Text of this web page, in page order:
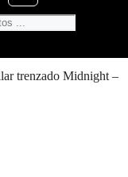
trenzado Midnight –